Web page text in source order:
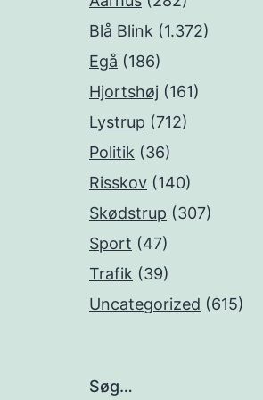
Blå Blink (1.372)
Egå (186)
Hjortshøj (161)
Lystrup (712)
Politik (36)
Risskov (140)
Skødstrup (307)
Sport (47)
Trafik (39)
Uncategorized (615)
Søg…